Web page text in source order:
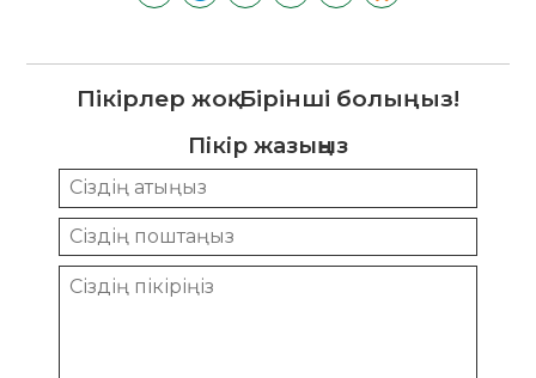
Пікірлер жоқ. Бірінші болыңыз!
Пікір жазыңыз